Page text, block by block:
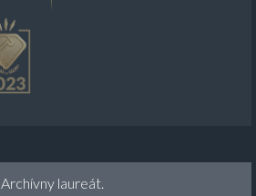
Archívny laureát.